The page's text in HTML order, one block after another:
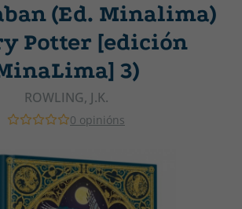
(Ed. Minalima)
Potter [edición
3)
ROWLING, J.K.
0 opinións